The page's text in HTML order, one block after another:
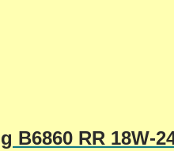
B6860 RR 18W-